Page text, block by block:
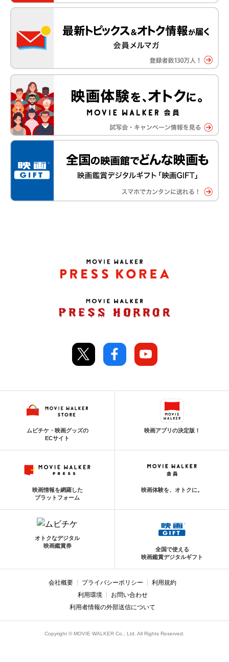
ムビチケ・映画グッズの
ECサイト
映画アプリの決定版！
映画情報を網羅した
プラットフォーム
映画体験を、オトクに。
オトクなデジタル
映画鑑賞券
全国で使える
映画鑑賞デジタルギフト
会社概要 プライバシーポリシー
利用規約
利用環境
お問い合わせ
利用者情報の外部送信について
Copyright © MOVIE WALKER Co., Ltd. All Rights Reserved.